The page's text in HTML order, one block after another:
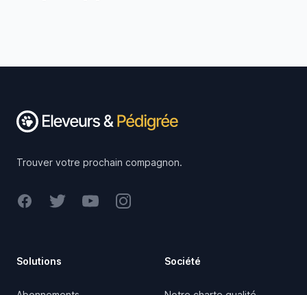
Trouver votre prochain compagnon.
FacebookTwitterYoutubeInstagram
Solutions Société